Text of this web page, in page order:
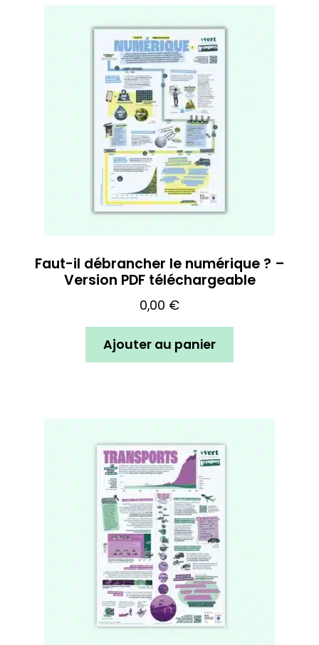
Faut-il débrancher le numérique ? –
Version PDF téléchargeable
0,00 €
Ajouter au panier